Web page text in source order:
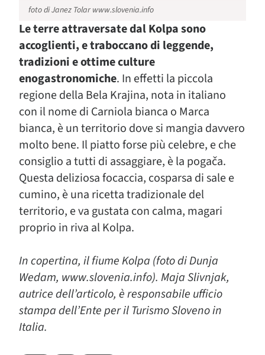
foto di Janez Tolar www.slovenia.info
Le terre attraversate dal Kolpa sono
accoglienti, e traboccano di leggende,
tradizioni e ottime culture
enogastronomiche. In effetti la piccola
regione della Bela Krajina, nota in italiano
con il nome di Carniola bianca o Marca
bianca, è un territorio dove si mangia davvero
molto bene. Il piatto forse più celebre, e che
consiglio a tutti di assaggiare, è la pogača.
Questa deliziosa focaccia, cosparsa di sale e
cumino, è una ricetta tradizionale del
territorio, e va gustata con calma, magari
proprio in riva al Kolpa.
In copertina, il fiume Kolpa (foto di Dunja
Wedam, www.slovenia.info). Maja Slivnjak,
autrice dell’articolo, è responsabile ufficio
stampa dell’Ente per il Turismo Sloveno in
Italia.